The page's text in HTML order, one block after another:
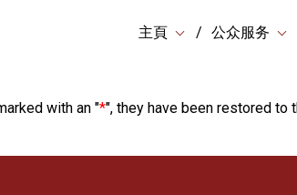
主頁 公众服务
with an "*", they have been restored to